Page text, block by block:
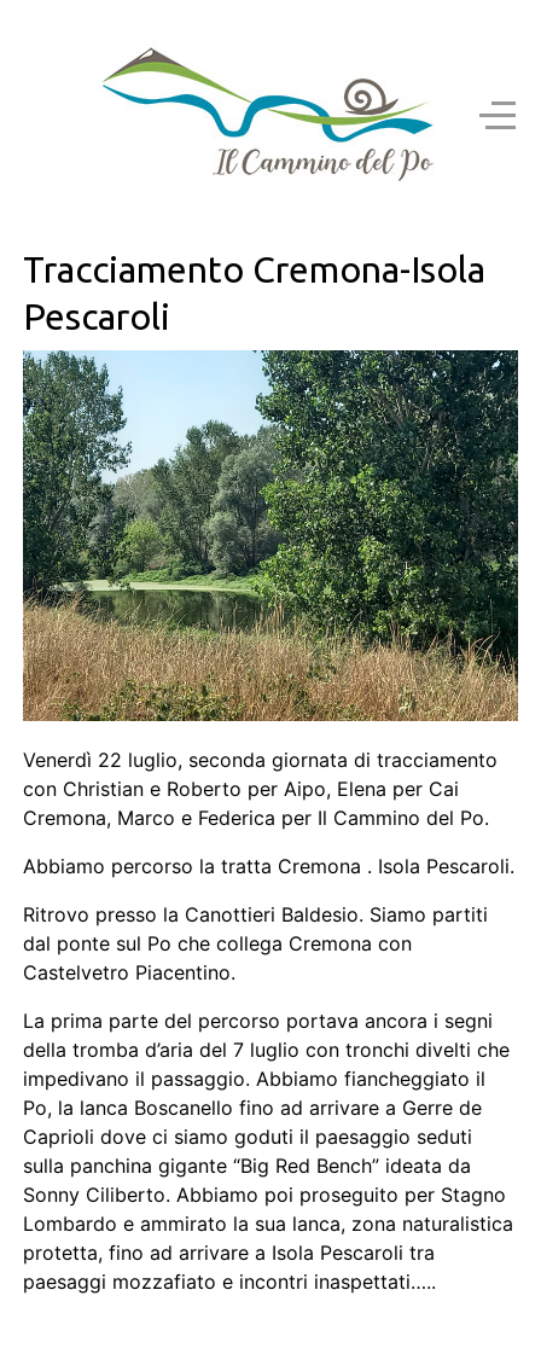
Tracciamento Cremona-Isola
Pescaroli
Venerdì 22 luglio, seconda giornata di tracciamento
con Christian e Roberto per Aipo, Elena per Cai
Cremona, Marco e Federica per Il Cammino del Po.
Abbiamo percorso la tratta Cremona . Isola Pescaroli.
Ritrovo presso la Canottieri Baldesio. Siamo partiti
dal ponte sul Po che collega Cremona con
Castelvetro Piacentino.
La prima parte del percorso portava ancora i segni
della tromba d’aria del 7 luglio con tronchi divelti che
impedivano il passaggio. Abbiamo fiancheggiato il
Po, la lanca Boscanello fino ad arrivare a Gerre de
Caprioli dove ci siamo goduti il paesaggio seduti
sulla panchina gigante “Big Red Bench” ideata da
Sonny Ciliberto. Abbiamo poi proseguito per Stagno
Lombardo e ammirato la sua lanca, zona naturalistica
protetta, fino ad arrivare a Isola Pescaroli tra
paesaggi mozzafiato e incontri inaspettati…..